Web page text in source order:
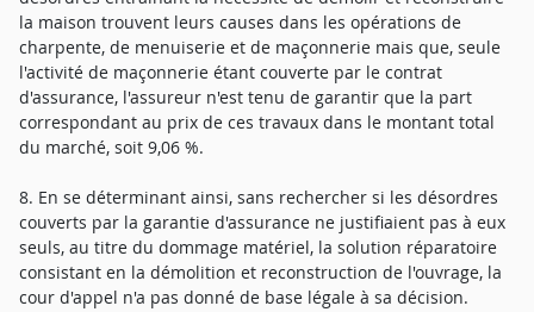
la maison trouvent leurs causes dans les opérations de
charpente, de menuiserie et de maçonnerie mais que, seule
l'activité de maçonnerie étant couverte par le contrat
d'assurance, l'assureur n'est tenu de garantir que la part
correspondant au prix de ces travaux dans le montant total
du marché, soit 9,06 %.
8. En se déterminant ainsi, sans rechercher si les désordres
couverts par la garantie d'assurance ne justifiaient pas à eux
seuls, au titre du dommage matériel, la solution réparatoire
consistant en la démolition et reconstruction de l'ouvrage, la
cour d'appel n'a pas donné de base légale à sa décision.